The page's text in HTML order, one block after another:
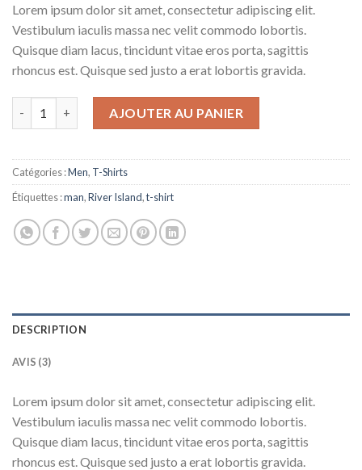
sur
notations
client
Lorem ipsum dolor sit amet, consectetur adipiscing elit.
Vestibulum iaculis massa nec velit commodo lobortis.
Quisque diam lacus, tincidunt vitae eros porta, sagittis
rhoncus est. Quisque sed justo a erat lobortis gravida.
AJOUTER AU PANIER
Catégories :Men, T-Shirts
Étiquettes :man,River Island,t-shirt
DESCRIPTION
AVIS (3)
Lorem ipsum dolor sit amet, consectetur adipiscing elit.
Vestibulum iaculis massa nec velit commodo lobortis.
Quisque diam lacus, tincidunt vitae eros porta, sagittis
rhoncus est. Quisque sed justo a erat lobortis gravida.